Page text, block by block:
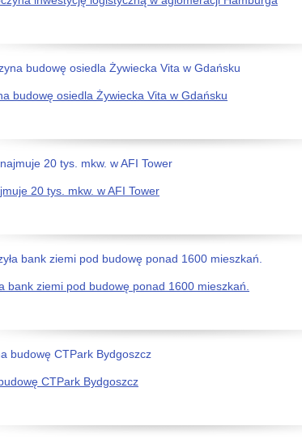
budowę osiedla Żywiecka Vita w Gdańsku
20 tys. mkw. w AFI Tower
bank ziemi pod budowę ponad 1600 mieszkań.
CTPark Bydgoszcz